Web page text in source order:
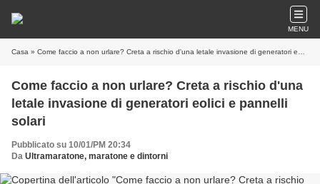
MENU
Casa » Come faccio a non urlare? Creta a rischio d'una letale invasione di generatori eolici e pannelli solari
Come faccio a non urlare? Creta a rischio d'una
letale invasione di generatori eolici e pannelli
solari
Pubblicato su 10/01/PM 20:34
Da Ultramaratone, maratone e dintorni